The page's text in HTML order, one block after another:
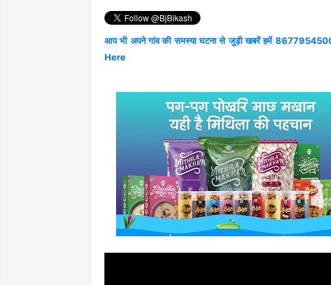
आप भी अपने गांव की समस्या घटना से जुड़ी खबरें हमें
Here